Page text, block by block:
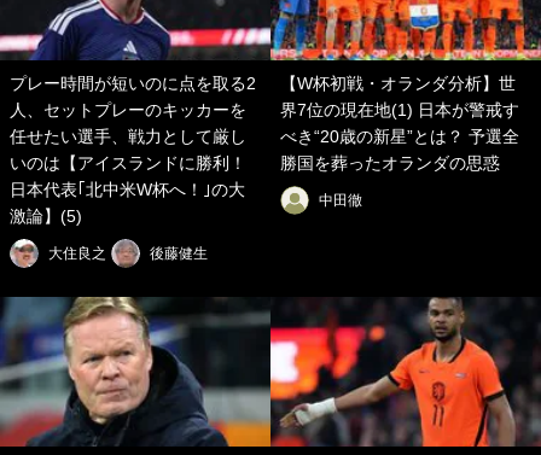
プレー時間が短いのに点を取る2
人、セットプレーのキッカーを
任せたい選手、戦力として厳し
いのは【アイスランドに勝利！
日本代表｢北中米W杯へ！｣の大
激論】(5)
大住良之 後藤健生
【W杯初戦・オランダ分析】世
界7位の現在地(1) 日本が警戒す
べき“20歳の新星”とは？ 予選全
勝国を葬ったオランダの思惑
中田徹